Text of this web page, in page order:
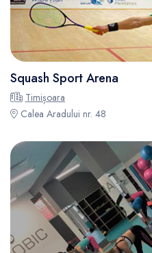
Squash Sport Arena
Timișoara
Calea Aradului nr. 48